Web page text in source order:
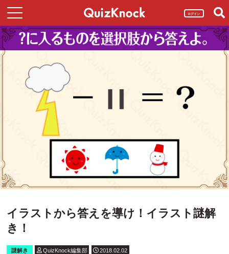
ログイン
イラストから答えを導け！イラスト謎解
き！
謎解き QuizKnock編集部 2018.02.02